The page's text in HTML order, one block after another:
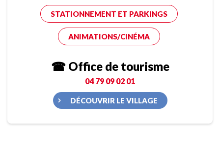
STATIONNEMENT ET PARKINGS
ANIMATIONS/CINÉMA
☎ Office de tourisme
04 79 09 02 01
DÉCOUVRIR LE VILLAGE